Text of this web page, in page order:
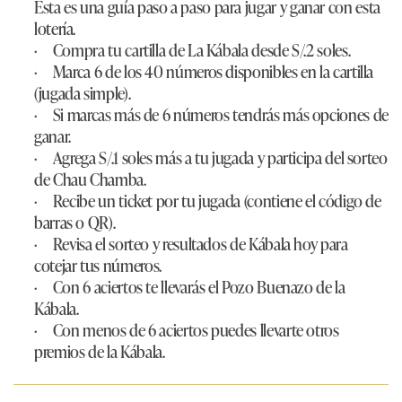
Esta es una guía paso a paso para jugar y ganar con esta
lotería.
· Compra tu cartilla de La Kábala desde S/.2 soles.
· Marca 6 de los 40 números disponibles en la cartilla
(jugada simple).
· Si marcas más de 6 números tendrás más opciones de
ganar.
· Agrega S/.1 soles más a tu jugada y participa del sorteo
de Chau Chamba.
· Recibe un ticket por tu jugada (contiene el código de
barras o QR).
· Revisa el sorteo y resultados de Kábala hoy para
cotejar tus números.
· Con 6 aciertos te llevarás el Pozo Buenazo de la
Kábala.
· Con menos de 6 aciertos puedes llevarte otros
premios de la Kábala.